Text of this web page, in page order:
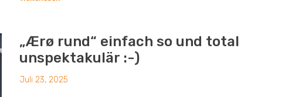
„Ærø rund“ einfach so und total
unspektakulär :-)
Juli 23, 2025